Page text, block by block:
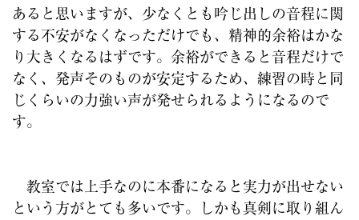
あると思いますが、少なくとも吟じ出しの音程に関
する不安がなくなっただけでも、精神的余裕はかな
り大きくなるはずです。余裕ができると音程だけで
なく、発声そのものが安定するため、練習の時と同
じくらいの力強い声が発せられるようになるので
す。
教室では上手なのに本番になると実力が出せない
という方がとても多いです。しかも真剣に取り組ん